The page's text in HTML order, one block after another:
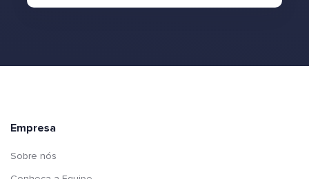
Empresa
Sobre nós